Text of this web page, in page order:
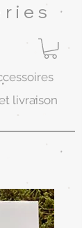
livraison